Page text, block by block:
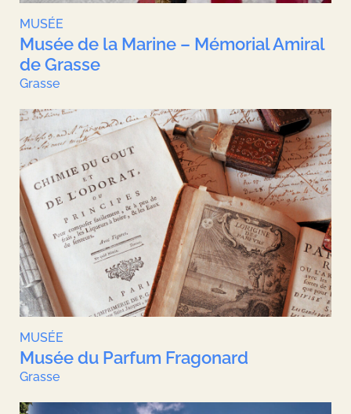
MUSÉE
Musée de la Marine – Mémorial Amiral
de Grasse
Grasse
MUSÉE
Musée du Parfum Fragonard
Grasse